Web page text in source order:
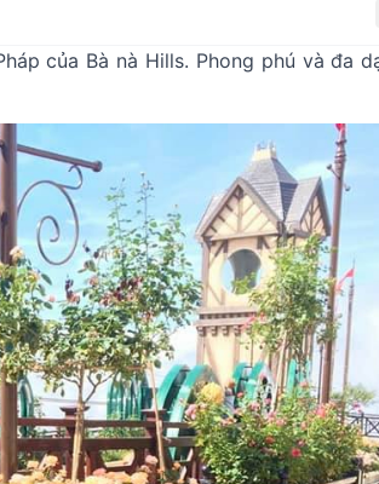
của Bà nà Hills. Phong phú và đa